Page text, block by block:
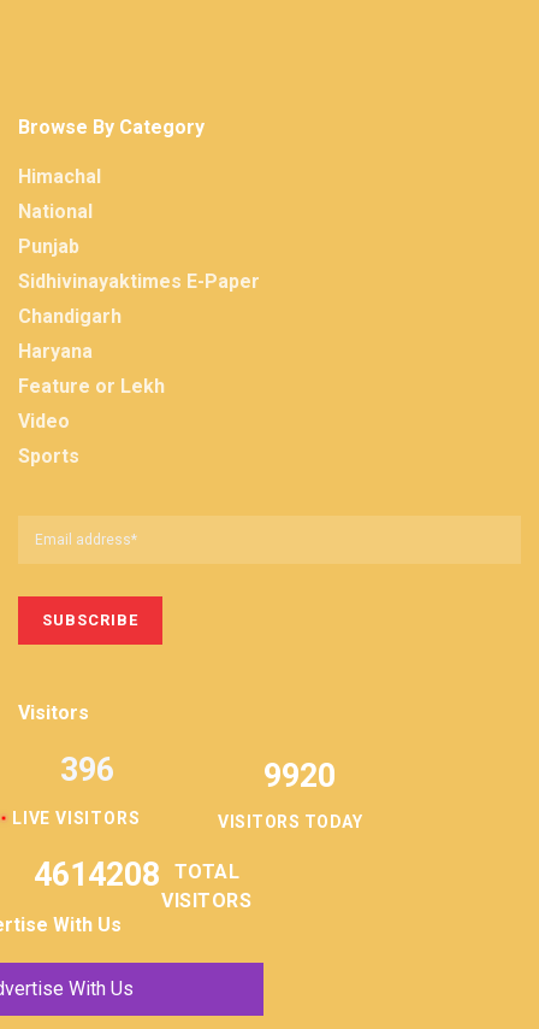
Browse By Category
Himachal
National
Punjab
Sidhivinayaktimes E-Paper
Chandigarh
Haryana
Feature or Lekh
Video
Sports
Visitors
LIVE VISITORS
396 9920
VISITORS TODAY
4614208
TOTAL
VISITORS
With Us
With Us